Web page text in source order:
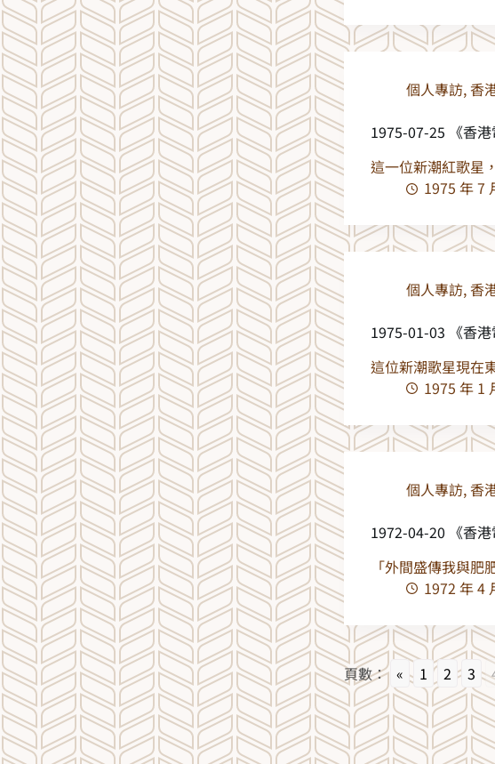
個人專訪,香
1975-07-25 《香
這一位新潮紅歌星
1975 年 7
個人專訪,香
1975-01-03 《香
這位新潮歌星現在
1975 年 1
個人專訪,香
1972-04-20 《香
「外間盛傳我與
1972 年 4
頁數： « 1 2 3